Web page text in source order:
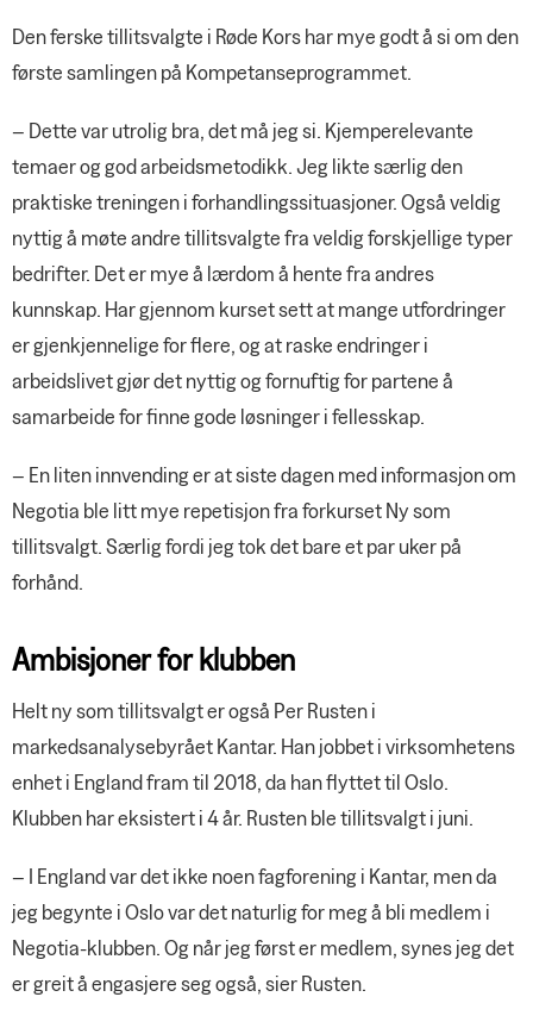
Den ferske tillitsvalgte i Røde Kors har mye godt å si om den
første samlingen på Kompetanseprogrammet.
– Dette var utrolig bra, det må jeg si. Kjemperelevante
temaer og god arbeidsmetodikk. Jeg likte særlig den
praktiske treningen i forhandlingssituasjoner. Også veldig
nyttig å møte andre tillitsvalgte fra veldig forskjellige typer
bedrifter. Det er mye å lærdom å hente fra andres
kunnskap. Har gjennom kurset sett at mange utfordringer
er gjenkjennelige for flere, og at raske endringer i
arbeidslivet gjør det nyttig og fornuftig for partene å
samarbeide for finne gode løsninger i fellesskap.
– En liten innvending er at siste dagen med informasjon om
Negotia ble litt mye repetisjon fra forkurset Ny som
tillitsvalgt. Særlig fordi jeg tok det bare et par uker på
forhånd.
Ambisjoner for klubben
Helt ny som tillitsvalgt er også Per Rusten i
markedsanalysebyrået Kantar. Han jobbet i virksomhetens
enhet i England fram til 2018, da han flyttet til Oslo.
Klubben har eksistert i 4 år. Rusten ble tillitsvalgt i juni.
– I England var det ikke noen fagforening i Kantar, men da
jeg begynte i Oslo var det naturlig for meg å bli medlem i
Negotia-klubben. Og når jeg først er medlem, synes jeg det
er greit å engasjere seg også, sier Rusten.